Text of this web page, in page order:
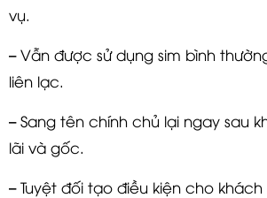
vụ.
– Vẫn được sử dụng sim bình
liên lạc.
– Sang tên chính chủ lại ngay sau
lãi và gốc.
– Tuyệt đối tạo điều kiện cho